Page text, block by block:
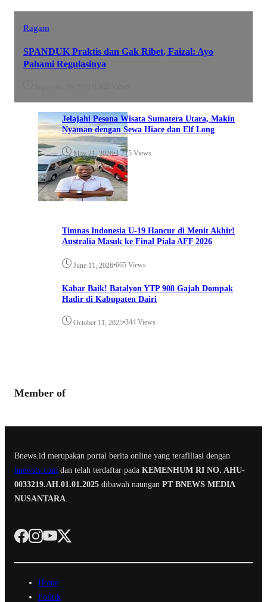
Ragam
SPANDUK Praktis dan Gak Ribet, Faizal: Ayo
Pahami Regulasinya
Jelajahi Pesona Wisata Sumatera Utara, Makin
Nyaman dengan Sewa Hiace dan Elf Long
May 21, 2026•1.215 Views
Timnas Indonesia U-19 Hancur di Menit Akhir!
Australia Masuk ke Final Piala AFF 2026
June 11, 2026•665 Views
Kabar Baik! Batalyon YTP 908 Gajah Dompak
Hadir di Kabupaten Dairi
October 11, 2025•344 Views
Member of
Bnews.id merupakan portal berita online yang terafiliasi dengan
bnewstv.com dan telah terdaftar pada KEMENHUM RI NO. AHU-
0033219.AH.01.01.2025 dibawah naungan PT BNEWS MEDIA
NUSANTARA.
Home
Politik